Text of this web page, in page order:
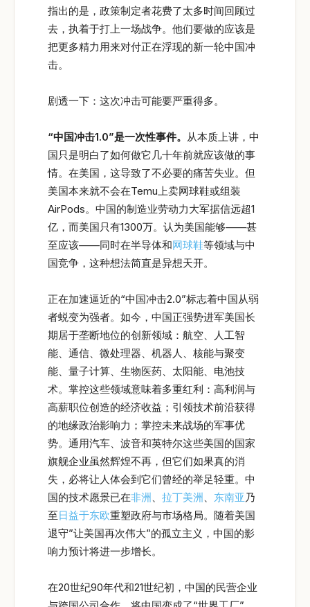
指出的是，政策制定者花费了太多时间回顾过
去，执着于打上一场战争。他们要做的应该是
把更多精力用来对付正在浮现的新一轮中国冲
击。
剧透一下：这次冲击可能要严重得多。
“中国冲击1.0”是一次性事件。 从本质上讲，中
国只是明白了如何做它几十年前就应该做的事
情。在美国，这导致了不必要的痛苦失业。但
美国本来就不会在Temu上卖网球鞋或组装
AirPods。中国的制造业劳动力大军据信远超1
亿，而美国只有1300万。认为美国能够——甚
至应该——同时在半导体和网球鞋等领域与中
国竞争，这种想法简直是异想天开。
正在加速逼近的“中国冲击2.0”标志着中国从弱
者蜕变为强者。如今，中国正强势进军美国长
期居于垄断地位的创新领域：航空、人工智
能、通信、微处理器、机器人、核能与聚变
能、量子计算、生物医药、太阳能、电池技
术。掌控这些领域意味着多重红利：高利润与
高薪职位创造的经济收益；引领技术前沿获得
的地缘政治影响力；掌控未来战场的军事优
势。通用汽车、波音和英特尔这些美国的国家
旗舰企业虽然辉煌不再，但它们如果真的消
失，必将让人体会到它们曾经的举足轻重。中
国的技术愿景已在非洲、 拉丁美洲、 东南亚 乃
至日益于东欧重塑政府与市场格局。随着美国
退守”让美国再次伟大”的孤立主义，中国的影
响力预计将进一步增长。
在20世纪90年代和21世纪初，中国的民营企业